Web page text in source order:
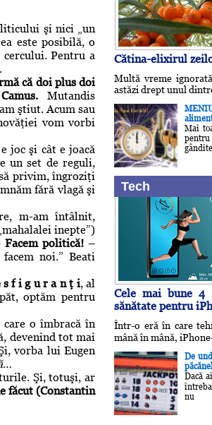
şi nici „un
este posibilă, o
Pentru a
că doi plus doi
Mutandis
ştiut. Acum sau
vom vorbi
joc şi cât e joacă
un set de reguli,
privim, îngroziţi
fără vlagă şi
m-am întâlnit,
inepte”)
Facem politică!–
noi.” Beati
s f i g u r a n ţ i, al
optăm pentru
care o îmbracă în
devenind tot mai
vorba lui Eugen
…
Şi, totuşi, ar
făcut (Constantin
Cătina-elixirul
Multă vreme
astăzi drept unul
Mai
Tech
Cele mai bune 4
sănătate pentru
Într-o eră în care
mână în mână,
De
Dacă
nu